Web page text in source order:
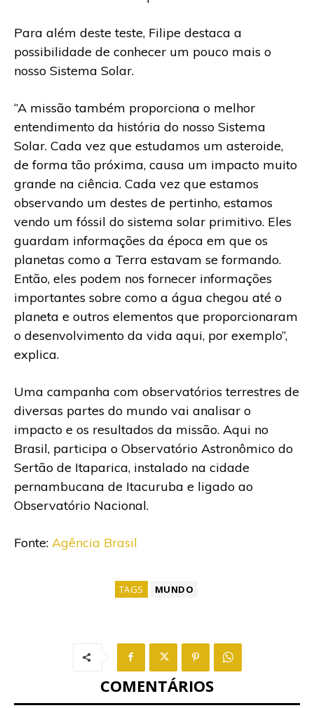
Para além deste teste, Filipe destaca a
possibilidade de conhecer um pouco mais o
nosso Sistema Solar.
‘’A missão também proporciona o melhor
entendimento da história do nosso Sistema
Solar. Cada vez que estudamos um asteroide,
de forma tão próxima, causa um impacto muito
grande na ciência. Cada vez que estamos
observando um destes de pertinho, estamos
vendo um fóssil do sistema solar primitivo. Eles
guardam informações da época em que os
planetas como a Terra estavam se formando.
Então, eles podem nos fornecer informações
importantes sobre como a água chegou até o
planeta e outros elementos que proporcionaram
o desenvolvimento da vida aqui, por exemplo’’,
explica.
Uma campanha com observatórios terrestres de
diversas partes do mundo vai analisar o
impacto e os resultados da missão. Aqui no
Brasil, participa o Observatório Astronômico do
Sertão de Itaparica, instalado na cidade
pernambucana de Itacuruba e ligado ao
Observatório Nacional.
Fonte: Agência Brasil
TAGS MUNDO
COMENTÁRIOS